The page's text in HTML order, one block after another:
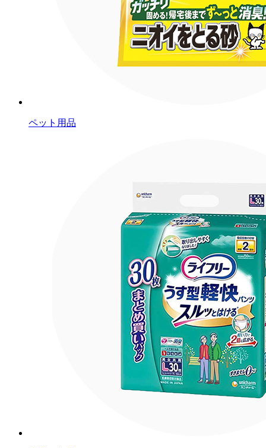
ペット用品